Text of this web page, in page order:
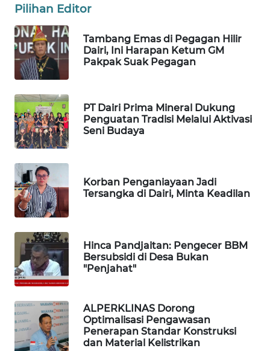
Pilihan Editor
Tambang Emas di Pegagan Hilir
Dairi, Ini Harapan Ketum GM
Pakpak Suak Pegagan
PT Dairi Prima Mineral Dukung
Penguatan Tradisi Melalui Aktivasi
Seni Budaya
Korban Penganiayaan Jadi
Tersangka di Dairi, Minta Keadilan
Hinca Pandjaitan: Pengecer BBM
Bersubsidi di Desa Bukan
"Penjahat"
ALPERKLINAS Dorong
Optimalisasi Pengawasan
Penerapan Standar Konstruksi
dan Material Kelistrikan
WAHANA
INFRASTRUKTUR
WAHANA
WAHANA
LISTRIK
WAHANA
TRAVEL
WAHANA
WAHANANEWS
ID
WAHANANEWS
CO ID
WAHANANEWS